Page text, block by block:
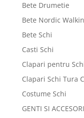
Bete Drumetie
Bete Nordic
Bete Schi
Casti Schi
Clapari pentru
Clapari Schi Tura
Costume Schi
GENTI SI